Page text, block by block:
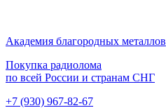
Академия благородных металлов
Покупка радиолома
по всей России и странам СНГ
+7 (930) 967-82-67